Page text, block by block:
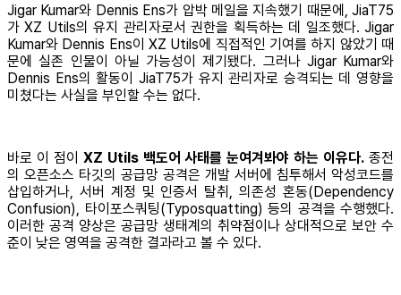
Jigar Kumar와 Dennis Ens가 압박 메일을 지속했기 때문에, JiaT75
가 XZ Utils의 유지 관리자로서 권한을 획득하는 데 일조했다. Jigar
Kumar와 Dennis Ens이 XZ Utils에 직접적인 기여를 하지 않았기 때
문에 실존 인물이 아닐 가능성이 제기됐다. 그러나 Jigar Kumar와
Dennis Ens의 활동이 JiaT75가 유지 관리자로 승격되는 데 영향을
미쳤다는 사실을 부인할 수는 없다.
바로 이 점이 XZ Utils 백도어 사태를 눈여겨봐야 하는 이유다. 종전
의 오픈소스 타깃의 공급망 공격은 개발 서버에 침투해서 악성코드를
삽입하거나, 서버 계정 및 인증서 탈취, 의존성 혼동(Dependency
Confusion), 타이포스쿼팅(Typosquatting) 등의 공격을 수행했다.
이러한 공격 양상은 공급망 생태계의 취약점이나 상대적으로 보안 수
준이 낮은 영역을 공격한 결과라고 볼 수 있다.